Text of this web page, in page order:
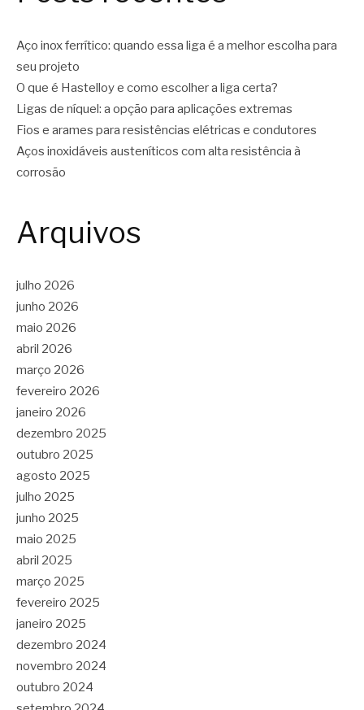
Aço inox ferrítico: quando essa liga é a melhor escolha para
seu projeto
O que é Hastelloy e como escolher a liga certa?
Ligas de níquel: a opção para aplicações extremas
Fios e arames para resistências elétricas e condutores
Aços inoxidáveis austeníticos com alta resistência à
corrosão
Arquivos
julho 2026
junho 2026
maio 2026
abril 2026
março 2026
fevereiro 2026
janeiro 2026
dezembro 2025
outubro 2025
agosto 2025
julho 2025
junho 2025
maio 2025
abril 2025
março 2025
fevereiro 2025
janeiro 2025
dezembro 2024
novembro 2024
outubro 2024